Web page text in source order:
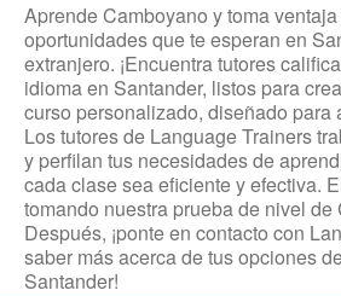
Aprende Camboyano y toma
oportunidades que te esperan en
extranjero. ¡Encuentra tutores
idioma en Santander, listos para
curso personalizado, diseñado para
Los tutores de Language Trainers
y perfilan tus necesidades de
cada clase sea eficiente y efectiva.
tomando nuestra prueba de nivel de
Después, ¡ponte en contacto con
saber más acerca de tus opciones
Santander!